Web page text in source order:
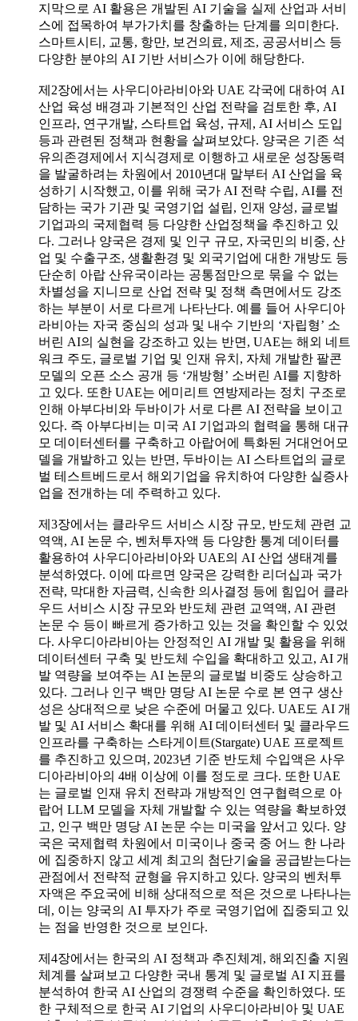
지막으로 AI 활용은 개발된 AI 기술을 실제 산업과 서비
스에 접목하여 부가가치를 창출하는 단계를 의미한다.
스마트시티, 교통, 항만, 보건의료, 제조, 공공서비스 등
다양한 분야의 AI 기반 서비스가 이에 해당한다.
제2장에서는 사우디아라비아와 UAE 각국에 대하여 AI
산업 육성 배경과 기본적인 산업 전략을 검토한 후, AI
인프라, 연구개발, 스타트업 육성, 규제, AI 서비스 도입
등과 관련된 정책과 현황을 살펴보았다. 양국은 기존 석
유의존경제에서 지식경제로 이행하고 새로운 성장동력
을 발굴하려는 차원에서 2010년대 말부터 AI 산업을 육
성하기 시작했고, 이를 위해 국가 AI 전략 수립, AI를 전
담하는 국가 기관 및 국영기업 설립, 인재 양성, 글로벌
기업과의 국제협력 등 다양한 산업정책을 추진하고 있
다. 그러나 양국은 경제 및 인구 규모, 자국민의 비중, 산
업 및 수출구조, 생활환경 및 외국기업에 대한 개방도 등
단순히 아랍 산유국이라는 공통점만으로 묶을 수 없는
차별성을 지니므로 산업 전략 및 정책 측면에서도 강조
하는 부분이 서로 다르게 나타난다. 예를 들어 사우디아
라비아는 자국 중심의 성과 및 내수 기반의 ‘자립형’ 소
버린 AI의 실현을 강조하고 있는 반면, UAE는 해외 네트
워크 주도, 글로벌 기업 및 인재 유치, 자체 개발한 팔콘
모델의 오픈 소스 공개 등 ‘개방형’ 소버린 AI를 지향하
고 있다. 또한 UAE는 에미리트 연방제라는 정치 구조로
인해 아부다비와 두바이가 서로 다른 AI 전략을 보이고
있다. 즉 아부다비는 미국 AI 기업과의 협력을 통해 대규
모 데이터센터를 구축하고 아랍어에 특화된 거대언어모
델을 개발하고 있는 반면, 두바이는 AI 스타트업의 글로
벌 테스트베드로서 해외기업을 유치하여 다양한 실증사
업을 전개하는 데 주력하고 있다.
제3장에서는 클라우드 서비스 시장 규모, 반도체 관련 교
역액, AI 논문 수, 벤처투자액 등 다양한 통계 데이터를
활용하여 사우디아라비아와 UAE의 AI 산업 생태계를
분석하였다. 이에 따르면 양국은 강력한 리더십과 국가
전략, 막대한 자금력, 신속한 의사결정 등에 힘입어 클라
우드 서비스 시장 규모와 반도체 관련 교역액, AI 관련
논문 수 등이 빠르게 증가하고 있는 것을 확인할 수 있었
다. 사우디아라비아는 안정적인 AI 개발 및 활용을 위해
데이터센터 구축 및 반도체 수입을 확대하고 있고, AI 개
발 역량을 보여주는 AI 논문의 글로벌 비중도 상승하고
있다. 그러나 인구 백만 명당 AI 논문 수로 본 연구 생산
성은 상대적으로 낮은 수준에 머물고 있다. UAE도 AI 개
발 및 AI 서비스 확대를 위해 AI 데이터센터 및 클라우드
인프라를 구축하는 스타게이트(Stargate) UAE 프로젝트
를 추진하고 있으며, 2023년 기준 반도체 수입액은 사우
디아라비아의 4배 이상에 이를 정도로 크다. 또한 UAE
는 글로벌 인재 유치 전략과 개방적인 연구협력으로 아
랍어 LLM 모델을 자체 개발할 수 있는 역량을 확보하였
고, 인구 백만 명당 AI 논문 수는 미국을 앞서고 있다. 양
국은 국제협력 차원에서 미국이나 중국 중 어느 한 나라
에 집중하지 않고 세계 최고의 첨단기술을 공급받는다는
관점에서 전략적 균형을 유지하고 있다. 양국의 벤처투
자액은 주요국에 비해 상대적으로 적은 것으로 나타나는
데, 이는 양국의 AI 투자가 주로 국영기업에 집중되고 있
는 점을 반영한 것으로 보인다.
제4장에서는 한국의 AI 정책과 추진체계, 해외진출 지원
체계를 살펴보고 다양한 국내 통계 및 글로벌 AI 지표를
분석하여 한국 AI 산업의 경쟁력 수준을 확인하였다. 또
한 구체적으로 한국 AI 기업의 사우디아라비아 및 UAE